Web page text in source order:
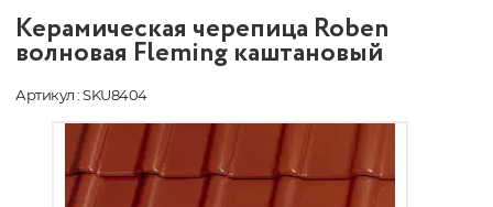
Керамическая черепица Roben
волновая Fleming каштановый
Артикул : SKU8404